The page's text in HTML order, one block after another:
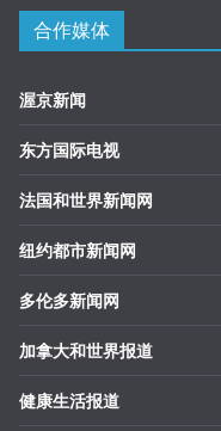
合作媒体
渥京新闻
东方国际电视
法国和世界新闻网
纽约都市新闻网
多伦多新闻网
加拿大和世界报道
健康生活报道